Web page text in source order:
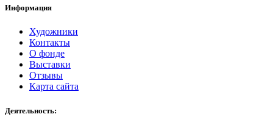
Информация
Художники
Контакты
О фонде
Выставки
Отзывы
Карта сайта
Деятельность: